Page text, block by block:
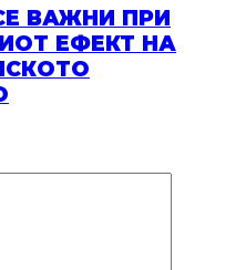
ВАЖНИ ПРИ
ЕФЕКТ НА